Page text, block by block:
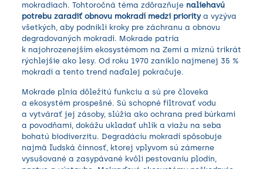
mokradiach. Tohtoročná téma zdôrazňuje naliehavú
potrebu zaradiť obnovu mokradí medzi prioritya vyzýva
všetkých, aby podnikli kroky pre záchranu a obnovu
degradovaných mokradí. Mokrade patria
k najohrozenejším ekosystémom na Zemi a miznú trikrát
rýchlejšie ako lesy. Od roku 1970 zaniklo najmenej 35 %
mokradí a tento trend naďalej pokračuje.
Mokrade plnia dôležitú funkciu a sú pre človeka
a ekosystém prospešné. Sú schopné filtrovať vodu
a vytvárať jej zásoby, slúžia ako ochrana pred búrkami
a povodňami, dokážu ukladať uhlík a viažu na seba
bohatú biodiverzitu. Degradáciu mokradí spôsobuje
najmä ľudská činnosť, ktorej vplyvom sú zámerne
vysušované a zasypávané kvôli pestovaniu plodín,